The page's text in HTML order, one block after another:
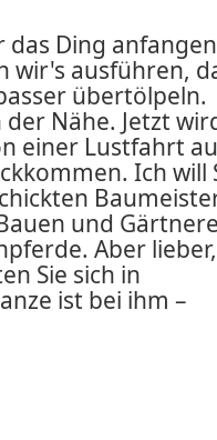
das Ding
wir's ausführen,
übertölpeln.
der Nähe. Jetzt
einer Lustfahrt
Ich will
und
Aber lieber,
Sie sich in
ist bei ihm –